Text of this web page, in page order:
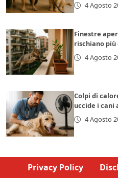
4 Agosto
Finestre
rischiano
4 Agosto
Colpi di
uccide i cani
4 Agosto
Privacy Policy